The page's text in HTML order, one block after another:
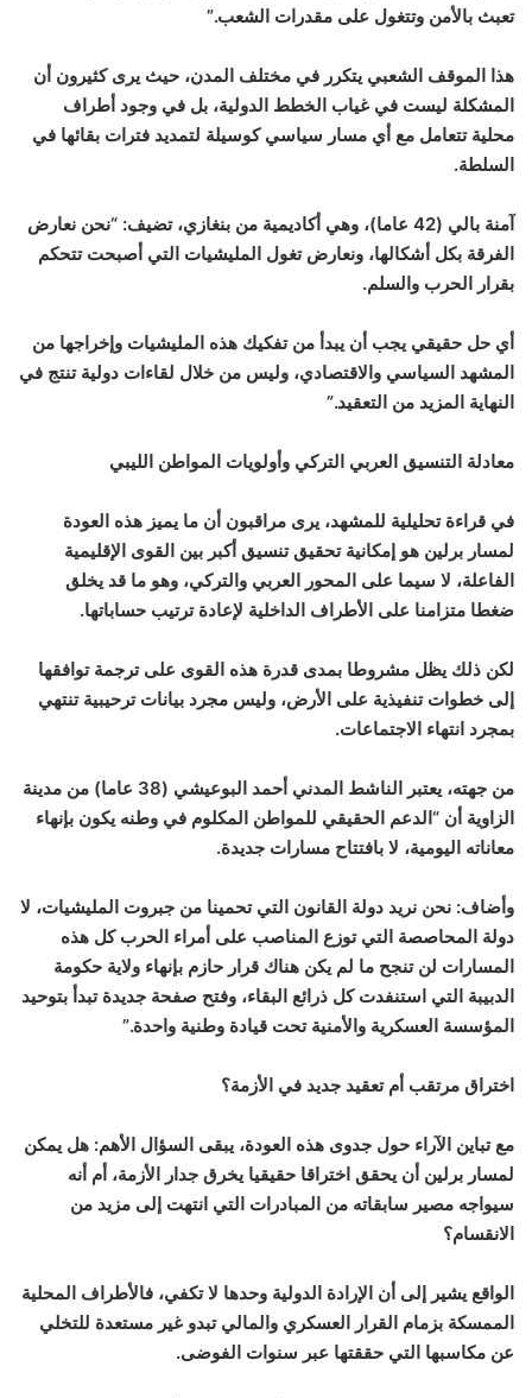
تعبث بالأمن وتتغول على مقدرات الشعب.”
هذا الموقف الشعبي يتكرر في مختلف المدن، حيث يرى كثيرون أن
المشكلة ليست في غياب الخطط الدولية، بل في وجود أطراف
محلية تتعامل مع أي مسار سياسي كوسيلة لتمديد فترات بقائها في
السلطة.
آمنة بالي (42 عاما)، وهي أكاديمية من بنغازي، تضيف: “نحن نعارض
الفرقة بكل أشكالها، ونعارض تغول المليشيات التي أصبحت تتحكم
بقرار الحرب والسلم.
أي حل حقيقي يجب أن يبدأ من تفكيك هذه المليشيات وإخراجها من
المشهد السياسي والاقتصادي، وليس من خلال لقاءات دولية تنتج في
النهاية المزيد من التعقيد.”
معادلة التنسيق العربي التركي وأولويات المواطن الليبي
في قراءة تحليلية للمشهد، يرى مراقبون أن ما يميز هذه العودة
لمسار برلين هو إمكانية تحقيق تنسيق أكبر بين القوى الإقليمية
الفاعلة، لا سيما على المحور العربي والتركي، وهو ما قد يخلق
ضغطا متزامنا على الأطراف الداخلية لإعادة ترتيب حساباتها.
لكن ذلك يظل مشروطا بمدى قدرة هذه القوى على ترجمة توافقها
إلى خطوات تنفيذية على الأرض، وليس مجرد بيانات ترحيبية تنتهي
بمجرد انتهاء الاجتماعات.
من جهته، يعتبر الناشط المدني أحمد البوعيشي (38 عاما) من مدينة
الزاوية أن “الدعم الحقيقي للمواطن المكلوم في وطنه يكون بإنهاء
معاناته اليومية، لا بافتتاح مسارات جديدة.
وأضاف: نحن نريد دولة القانون التي تحمينا من جبروت المليشيات، لا
دولة المحاصصة التي توزع المناصب على أمراء الحرب كل هذه
المسارات لن تنجح ما لم يكن هناك قرار حازم بإنهاء ولاية حكومة
الدبيبة التي استنفدت كل ذرائع البقاء، وفتح صفحة جديدة تبدأ بتوحيد
المؤسسة العسكرية والأمنية تحت قيادة وطنية واحدة.”
اختراق مرتقب أم تعقيد جديد في الأزمة؟
مع تباين الآراء حول جدوى هذه العودة، يبقى السؤال الأهم: هل يمكن
لمسار برلين أن يحقق اختراقا حقيقيا يخرق جدار الأزمة، أم أنه
سيواجه مصير سابقاته من المبادرات التي انتهت إلى مزيد من
الانقسام؟
الواقع يشير إلى أن الإرادة الدولية وحدها لا تكفي، فالأطراف المحلية
الممسكة بزمام القرار العسكري والمالي تبدو غير مستعدة للتخلي
عن مكاسبها التي حققتها عبر سنوات الفوضى.